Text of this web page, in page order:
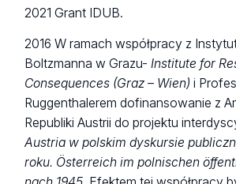
2021 Grant IDUB.
2016 W ramach współpracy z
Boltzmanna w Grazu-Institute for
Consequences (Graz – Wien) i
Ruggenthalerem dofinansowanie z
Republiki Austrii do projektu
Austria w polskim dyskursie
roku. Österreich im polnischen